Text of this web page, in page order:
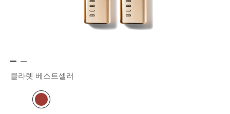
클라렛 베스트셀러